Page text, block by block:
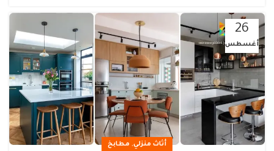
26
أغسطس
أثاث منزلي, مطابخ